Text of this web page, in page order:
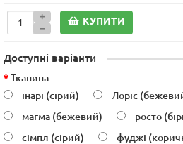
КУПИТИ
Доступні варіанти
Тканина
інарі (сірий)
Лоріс
магма (бежевий)
росто
сімпл (сірий)
фуджі